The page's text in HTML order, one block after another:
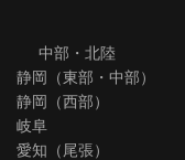
中部・北陸
静岡（東部・中部）
静岡（西部）
岐阜
愛知（尾張）